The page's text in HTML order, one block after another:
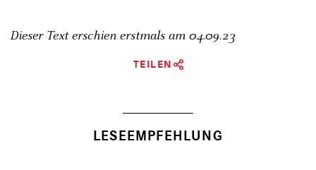
Dieser Text erschien erstmals am 04.09.23
TEILEN
LESEEMPFEHLUNG